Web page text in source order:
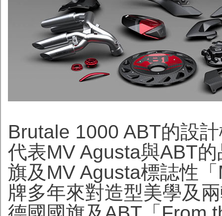
Brutale 1000 ABT的設
代表MV Agusta與ABT
旗及MV Agusta標誌性
牌多年來對造型美學及